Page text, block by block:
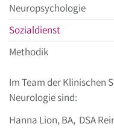
Neuropsychologie
Sozialdienstaktueller
Menüpunkt
Methodik
Im Team der Klinischen
Neurologie sind:
Hanna Lion, BA, DSA